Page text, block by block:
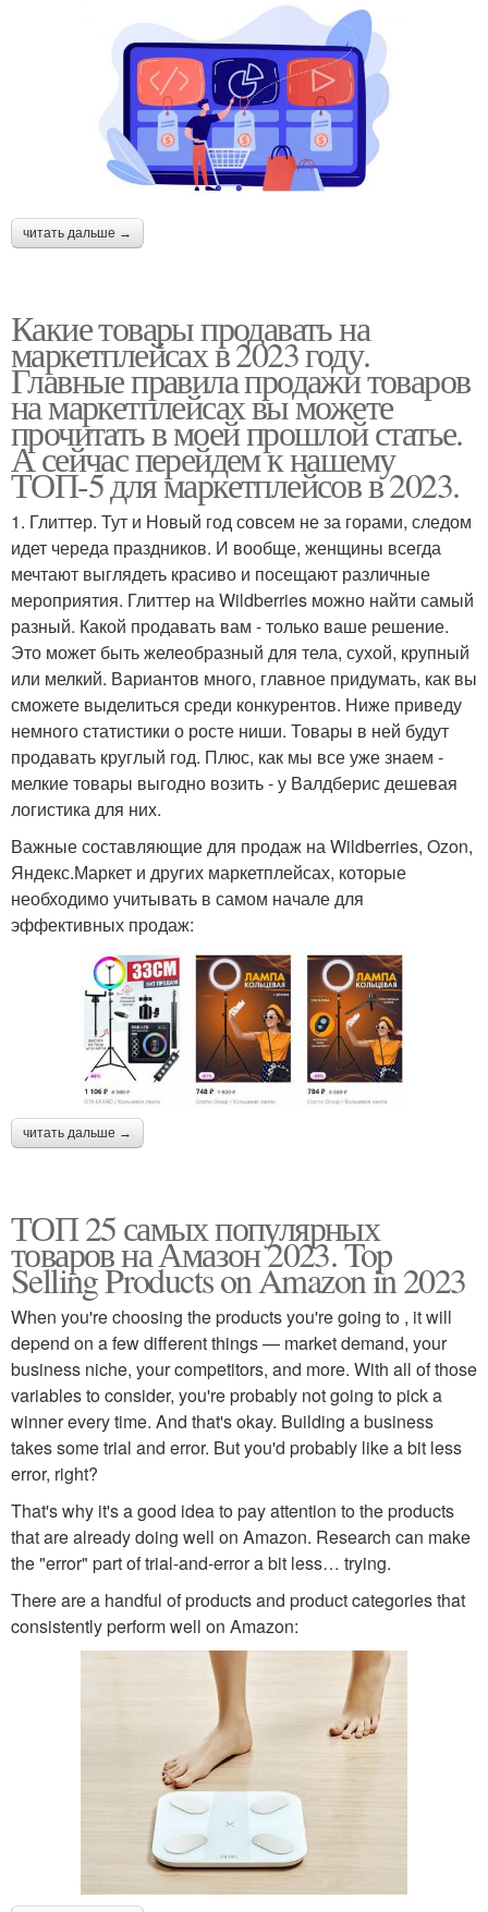
читать дальше →
Какие товары продавать на
маркетплейсах в 2023 году.
Главные правила продажи товаров
на маркетплейсах вы можете
прочитать в моей прошлой статье.
А сейчас перейдем к нашему
ТОП-5 для маркетплейсов в 2023.
1. Глиттер. Тут и Новый год совсем не за горами, следом
идет череда праздников. И вообще, женщины всегда
мечтают выглядеть красиво и посещают различные
мероприятия. Глиттер на Wildberries можно найти самый
разный. Какой продавать вам - только ваше решение.
Это может быть желеобразный для тела, сухой, крупный
или мелкий. Вариантов много, главное придумать, как вы
сможете выделиться среди конкурентов. Ниже приведу
немного статистики о росте ниши. Товары в ней будут
продавать круглый год. Плюс, как мы все уже знаем -
мелкие товары выгодно возить - у Валдберис дешевая
логистика для них.
Важные составляющие для продаж на Wildberries, Ozon,
Яндекс.Маркет и других маркетплейсах, которые
необходимо учитывать в самом начале для
эффективных продаж:
читать дальше →
ТОП 25 самых популярных
товаров на Амазон 2023. Top
Selling Products on Amazon in 2023
When you're choosing the products you're going to , it will
depend on a few different things — market demand, your
business niche, your competitors, and more. With all of those
variables to consider, you're probably not going to pick a
winner every time. And that's okay. Building a business
takes some trial and error. But you'd probably like a bit less
error, right?
That's why it's a good idea to pay attention to the products
that are already doing well on Amazon. Research can make
the "error" part of trial-and-error a bit less… trying.
There are a handful of products and product categories that
consistently perform well on Amazon: